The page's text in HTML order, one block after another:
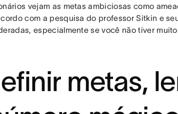
vejam as metas ambiciosas como
com a pesquisa do professor Sitkin e
especialmente se você não tiver
metas,